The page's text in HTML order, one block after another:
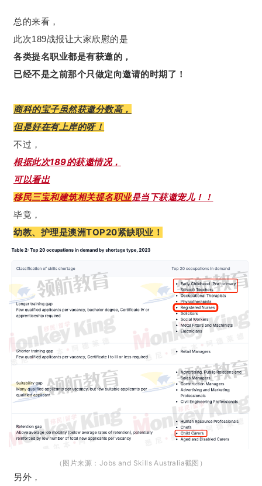
总的来看，
此次189战报让大家欣慰的是
各类提名职业都是有获邀的，
已经不是之前那个只做定向邀请的时期了！
商科的宝子虽然获邀分数高，
但是好在有上岸的呀！
不过，
根据此次189的获邀情况，
可以看出
移民三宝和建筑相关提名职业是当下获邀宠儿！！
毕竟，
幼教、护理是澳洲TOP20紧缺职业！
（图片来源： Jobs and Skills Australia截图）
另外，